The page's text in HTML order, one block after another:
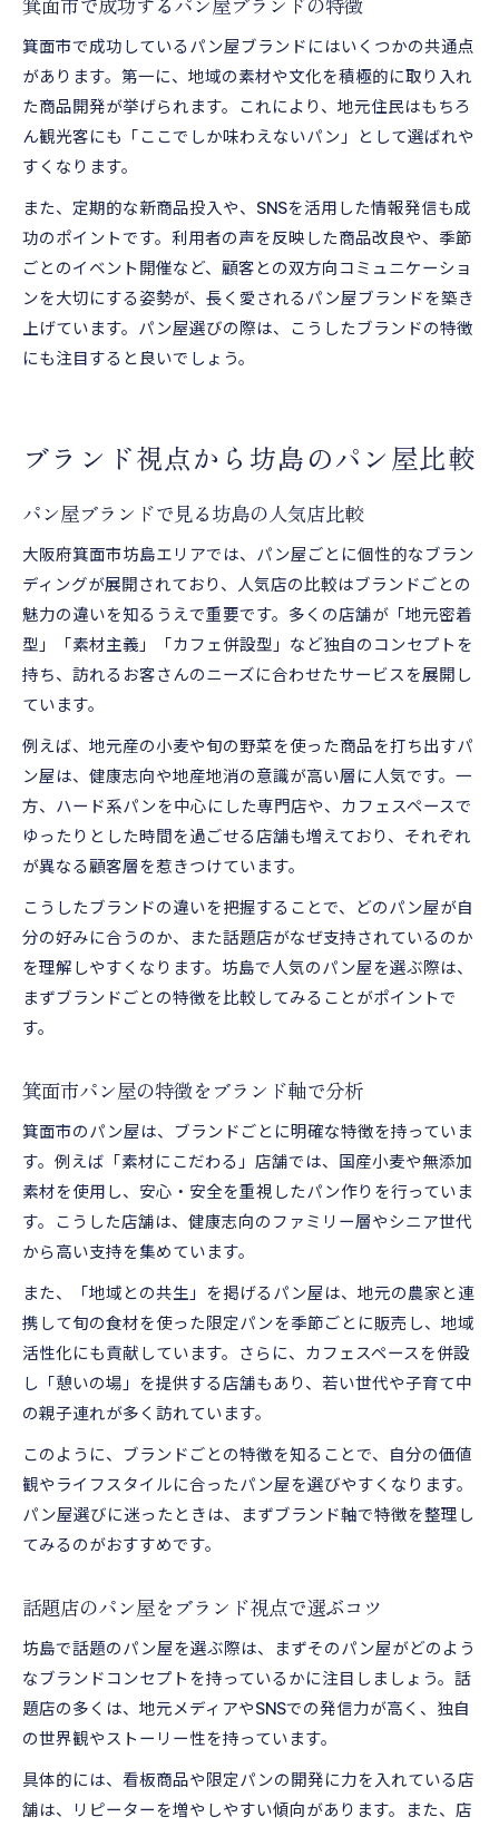
箕面市で成功するパン屋ブランドの特徴
箕面市で成功しているパン屋ブランドにはいくつかの共通点
があります。第一に、地域の素材や文化を積極的に取り入れ
た商品開発が挙げられます。これにより、地元住民はもちろ
ん観光客にも「ここでしか味わえないパン」として選ばれや
すくなります。
また、定期的な新商品投入や、SNSを活用した情報発信も成
功のポイントです。利用者の声を反映した商品改良や、季節
ごとのイベント開催など、顧客との双方向コミュニケーショ
ンを大切にする姿勢が、長く愛されるパン屋ブランドを築き
上げています。パン屋選びの際は、こうしたブランドの特徴
にも注目すると良いでしょう。
ブランド視点から坊島のパン屋比較
パン屋ブランドで見る坊島の人気店比較
大阪府箕面市坊島エリアでは、パン屋ごとに個性的なブラン
ディングが展開されており、人気店の比較はブランドごとの
魅力の違いを知るうえで重要です。多くの店舗が「地元密着
型」「素材主義」「カフェ併設型」など独自のコンセプトを
持ち、訪れるお客さんのニーズに合わせたサービスを展開し
ています。
例えば、地元産の小麦や旬の野菜を使った商品を打ち出すパ
ン屋は、健康志向や地産地消の意識が高い層に人気です。一
方、ハード系パンを中心にした専門店や、カフェスペースで
ゆったりとした時間を過ごせる店舗も増えており、それぞれ
が異なる顧客層を惹きつけています。
こうしたブランドの違いを把握することで、どのパン屋が自
分の好みに合うのか、また話題店がなぜ支持されているのか
を理解しやすくなります。坊島で人気のパン屋を選ぶ際は、
まずブランドごとの特徴を比較してみることがポイントで
す。
箕面市パン屋の特徴をブランド軸で分析
箕面市のパン屋は、ブランドごとに明確な特徴を持っていま
す。例えば「素材にこだわる」店舗では、国産小麦や無添加
素材を使用し、安心・安全を重視したパン作りを行っていま
す。こうした店舗は、健康志向のファミリー層やシニア世代
から高い支持を集めています。
また、「地域との共生」を掲げるパン屋は、地元の農家と連
携して旬の食材を使った限定パンを季節ごとに販売し、地域
活性化にも貢献しています。さらに、カフェスペースを併設
し「憩いの場」を提供する店舗もあり、若い世代や子育て中
の親子連れが多く訪れています。
このように、ブランドごとの特徴を知ることで、自分の価値
観やライフスタイルに合ったパン屋を選びやすくなります。
パン屋選びに迷ったときは、まずブランド軸で特徴を整理し
てみるのがおすすめです。
話題店のパン屋をブランド視点で選ぶコツ
坊島で話題のパン屋を選ぶ際は、まずそのパン屋がどのよう
なブランドコンセプトを持っているかに注目しましょう。話
題店の多くは、地元メディアやSNSでの発信力が高く、独自
の世界観やストーリー性を持っています。
具体的には、看板商品や限定パンの開発に力を入れている店
舗は、リピーターを増やしやすい傾向があります。また、店